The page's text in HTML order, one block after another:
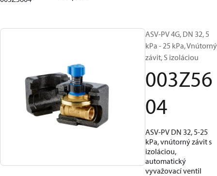
ASV-PV 4G, DN 32, 5
kPa - 25 kPa, Vnútorný
závit, S izoláciou
003Z56
04
ASV-PV DN 32, 5-25
kPa, vnútorný závit s
izoláciou,
automatický
vyvažovací ventil